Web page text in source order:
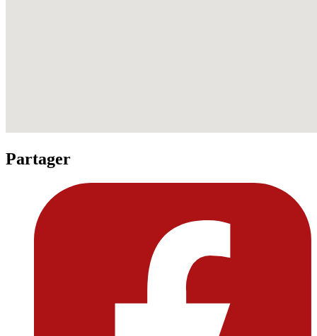
Partager